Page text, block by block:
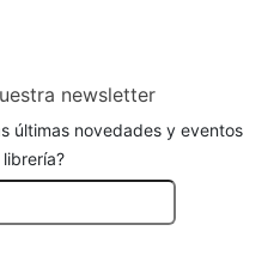
newsletter
últimas novedades y eventos